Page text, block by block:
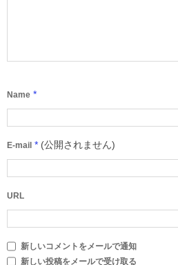
Name *
E-mail * (公開されません)
URL
新しいコメントをメールで通知
新しい投稿をメールで受け取る